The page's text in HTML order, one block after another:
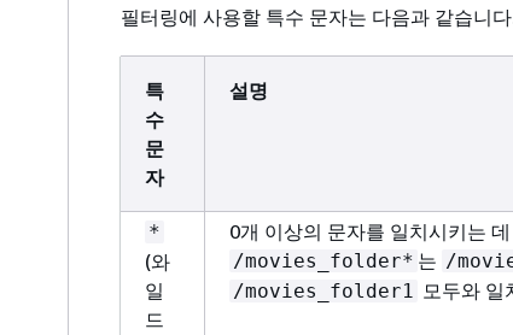
필터링에 사용할 특수 문자는 다음과 같습니
특
수
문
자
설명
*
(와
일
드
0개 이상의 문자를 일치시키는
/movies_folder* 는 /
/movies_folder1 모두와 일